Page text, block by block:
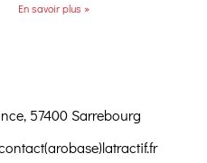
En savoir plus »
57400 Sarrebourg